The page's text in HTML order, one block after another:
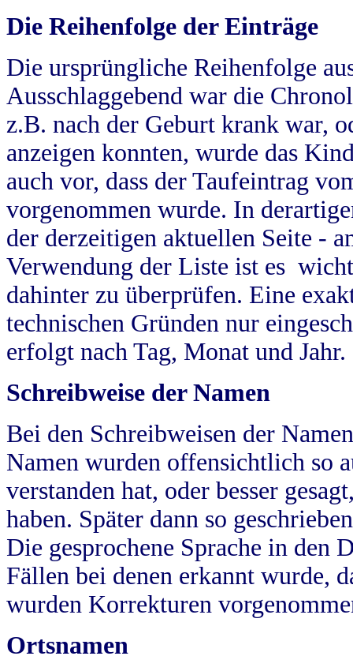
Die Reihenfolge der Einträge
Die ursprüngliche Reihenfolge
Ausschlaggebend war die
z.B. nach der Geburt krank war,
anzeigen konnten, wurde das
auch vor, dass der Taufeintrag
vorgenommen wurde. In
der derzeitigen aktuellen Seite -
Verwendung der Liste ist es
dahinter zu überprüfen. Eine
technischen Gründen nur
erfolgt nach Tag, Monat und Jahr.
Schreibweise der Namen
Bei den Schreibweisen der
Namen wurden offensichtlich so
verstanden hat, oder besser
haben. Später dann so
Die gesprochene Sprache in
Fällen bei denen erkannt wurde,
wurden Korrekturen
Ortsnamen